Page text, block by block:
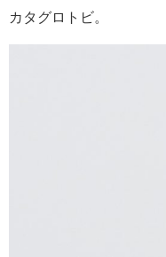
カタグロトビ。